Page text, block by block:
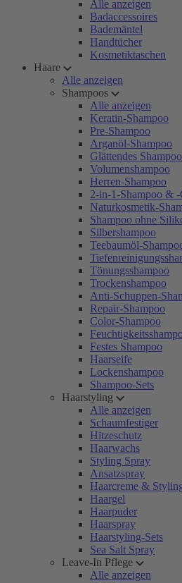
Alle anzeigen
Badaccessoires
Bademäntel
Handtücher
Kosmetiktaschen
Haare
Alle anzeigen
Shampoos
Alle anzeigen
Keratin-Shampoo
Pre-Shampoo
Arganöl-Shampoo
Glättendes Shampoo
Volumenshampoo
Herren-Shampoo
2-in-1-Shampoo &
Naturkosmetik-
Shampoo ohne
Silbershampoo
Teebaumöl-
Tönungsshampoo
Trockenshampoo
Anti-Schuppen-
Repair-Shampoo
Color-Shampoo
Festes Shampoo
Haarseife
Lockenshampoo
Shampoo-Sets
Haarstyling
Alle anzeigen
Schaumfestiger
Hitzeschutz
Haarwachs
Styling Spray
Ansatzspray
Haarcreme &
Haargel
Haarpuder
Haarspray
Haarstyling-Sets
Sea Salt Spray
Leave-In Pflege
Alle anzeigen